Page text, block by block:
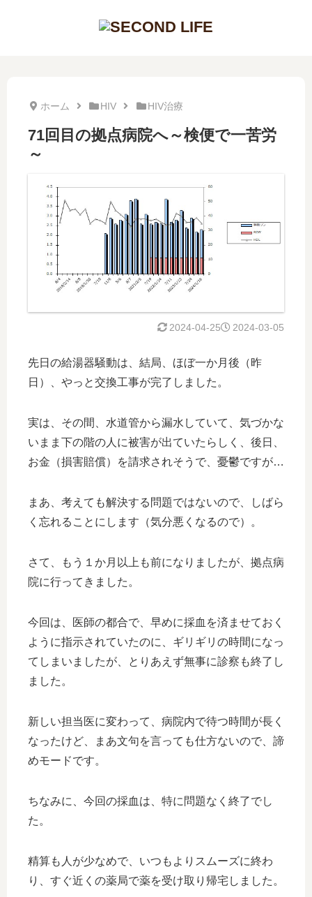
ホーム HIV HIV治療
71回目の拠点病院へ～検便で一苦労
～
2024-03-05
2024-04-25
先日の給湯器騒動は、結局、ほぼ一か月後（昨
日）、やっと交換工事が完了しました。
実は、その間、水道管から漏水していて、気づかな
いまま下の階の人に被害が出ていたらしく、後日、
お金（損害賠償）を請求されそうで、憂鬱ですが…
まあ、考えても解決する問題ではないので、しばら
く忘れることにします（気分悪くなるので）。
さて、もう１か月以上も前になりましたが、拠点病
院に行ってきました。
今回は、医師の都合で、早めに採血を済ませておく
ように指示されていたのに、ギリギリの時間になっ
てしまいましたが、とりあえず無事に診察も終了し
ました。
新しい担当医に変わって、病院内で待つ時間が長く
なったけど、まあ文句を言っても仕方ないので、諦
めモードです。
ちなみに、今回の採血は、特に問題なく終了でし
た。
精算も人が少なめで、いつもよりスムーズに終わ
り、すぐ近くの薬局で薬を受け取り帰宅しました。